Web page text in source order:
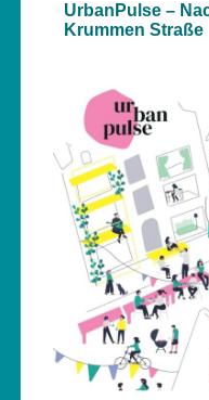
UrbanPulse –
Krummen Straße